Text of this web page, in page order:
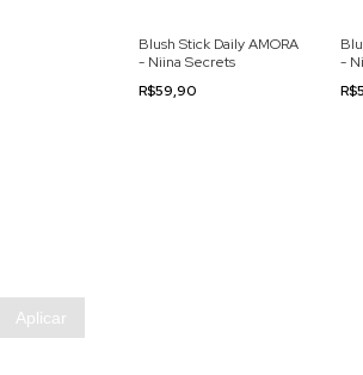
Aplicar
Blush Stick Daily AMORA
- Niina Secrets
R$59,90
-